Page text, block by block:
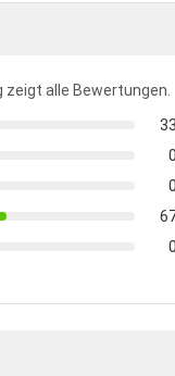
zeigt alle Bewertungen.